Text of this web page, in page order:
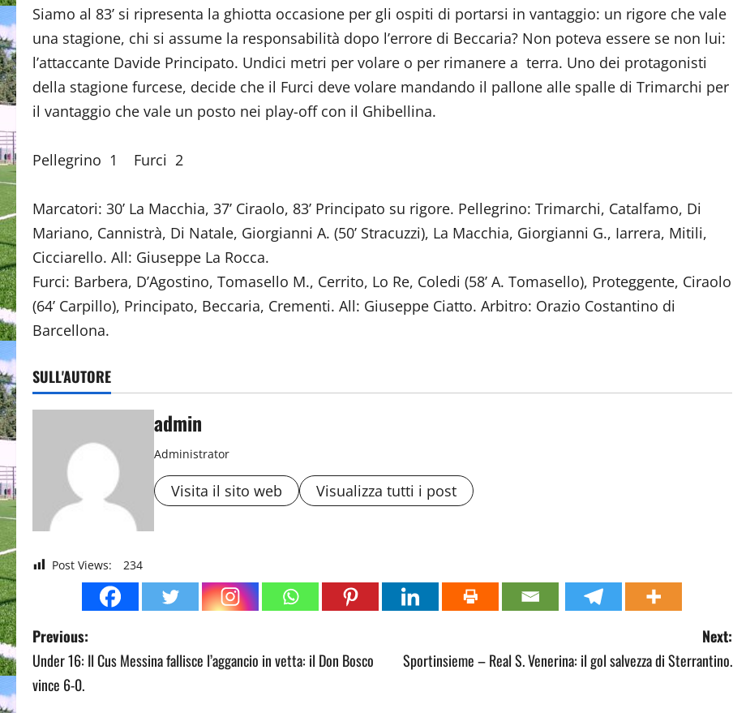
Siamo al 83’ si ripresenta la ghiotta occasione per gli ospiti di portarsi in vantaggio: un rigore che vale
una stagione, chi si assume la responsabilità dopo l’errore di Beccaria? Non poteva essere se non lui:
l’attaccante Davide Principato. Undici metri per volare o per rimanere a terra. Uno dei protagonisti
della stagione furcese, decide che il Furci deve volare mandando il pallone alle spalle di Trimarchi per
il vantaggio che vale un posto nei play-off con il Ghibellina.
Pellegrino 1 Furci 2
Marcatori: 30’ La Macchia, 37’ Ciraolo, 83’ Principato su rigore. Pellegrino: Trimarchi, Catalfamo, Di
Mariano, Cannistrà, Di Natale, Giorgianni A. (50’ Stracuzzi), La Macchia, Giorgianni G., Iarrera, Mitili,
Cicciarello. All: Giuseppe La Rocca.
Furci: Barbera, D’Agostino, Tomasello M., Cerrito, Lo Re, Coledi (58’ A. Tomasello), Proteggente, Ciraolo
(64’ Carpillo), Principato, Beccaria, Crementi. All: Giuseppe Ciatto. Arbitro: Orazio Costantino di
Barcellona.
SULL'AUTORE
admin
Administrator
Visita il sito web Visualizza tutti i post
Post Views: 234
P
o
Previous:
Under 16: Il Cus Messina fallisce l’aggancio in vetta: il Don Bosco
vince 6-0.
Next:
Sportinsieme – Real S. Venerina: il gol salvezza di Sterrantino.